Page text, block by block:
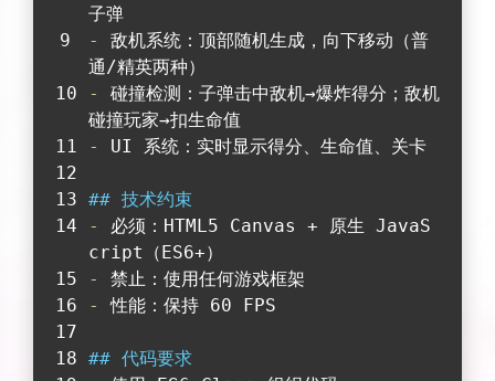
子弹
-
敌机系统：顶部随机生成，向下移动（普
通/精英两种）
-
碰撞检测：子弹击中敌机→爆炸得分；敌机
碰撞玩家→扣生命值
-
UI 系统：实时显示得分、生命值、关卡
## 技术约束
-
必须：HTML5 Canvas + 原生 JavaS
cript（ES6+）
-
禁止：使用任何游戏框架
-
性能：保持 60 FPS
## 代码要求